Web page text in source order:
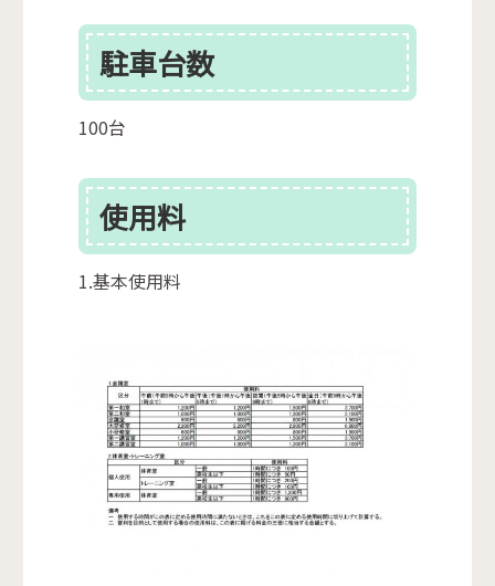
駐車台数
100台
使用料
1.基本使用料